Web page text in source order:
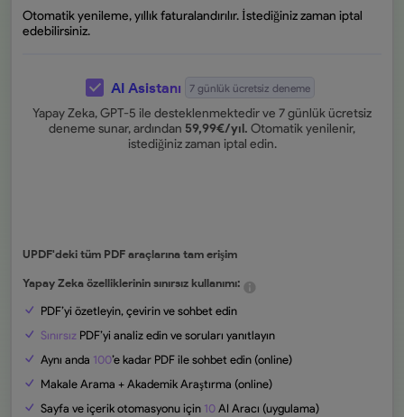
Otomatik yenileme, yıllık faturalandırılır. İstediğiniz zaman iptal
edebilirsiniz.
AI Asistanı 7 günlük ücretsiz deneme
Yapay Zeka, GPT-5 ile desteklenmektedir ve 7 günlük ücretsiz
deneme sunar, ardından 59,99€/yıl. Otomatik yenilenir,
istediğiniz zaman iptal edin.
UPDF'deki tüm PDF araçlarına tam erişim
Yapay Zeka özelliklerinin sınırsız kullanımı:
PDF’yi özetleyin, çevirin ve sohbet edin
Sınırsız PDF’yi analiz edin ve soruları yanıtlayın
Aynı anda 100’e kadar PDF ile sohbet edin (online)
Makale Arama + Akademik Araştırma (online)
Sayfa ve içerik otomasyonu için 10 AI Aracı (uygulama)